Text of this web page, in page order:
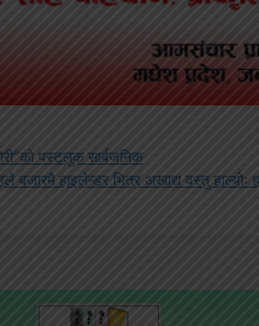
पस्टलुक सार्बजनिक
बजारमै हाइलेन्डर भित्र अखाद्य वस्तु हाल्योः